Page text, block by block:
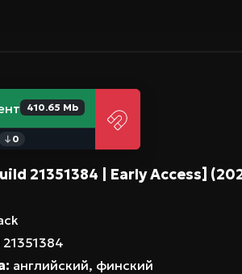
410.65 Mb
↓ 0
21351384 | Early Access]
английский, финский